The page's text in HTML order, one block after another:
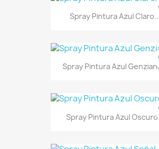
Spray Pintura Azul
Spray Pintura Azul
Spray Pintura Azul